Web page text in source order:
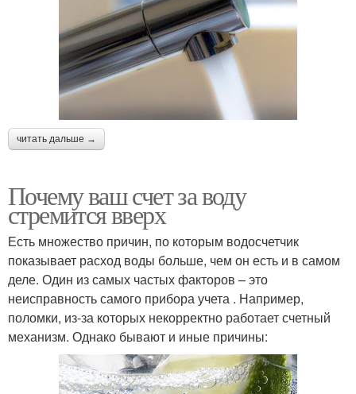
читать дальше →
Почему ваш счет за воду
стремится вверх
Есть множество причин, по которым водосчетчик
показывает расход воды больше, чем он есть и в самом
деле. Один из самых частых факторов – это
неисправность самого прибора учета . Например,
поломки, из-за которых некорректно работает счетный
механизм. Однако бывают и иные причины: